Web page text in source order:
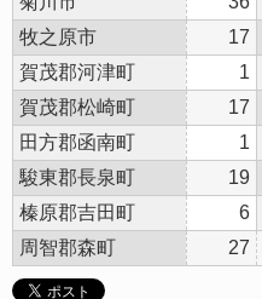
牧之原市
17
賀茂郡河津町
1
賀茂郡松崎町
17
田方郡函南町
1
駿東郡長泉町
19
榛原郡吉田町
6
周智郡森町
27